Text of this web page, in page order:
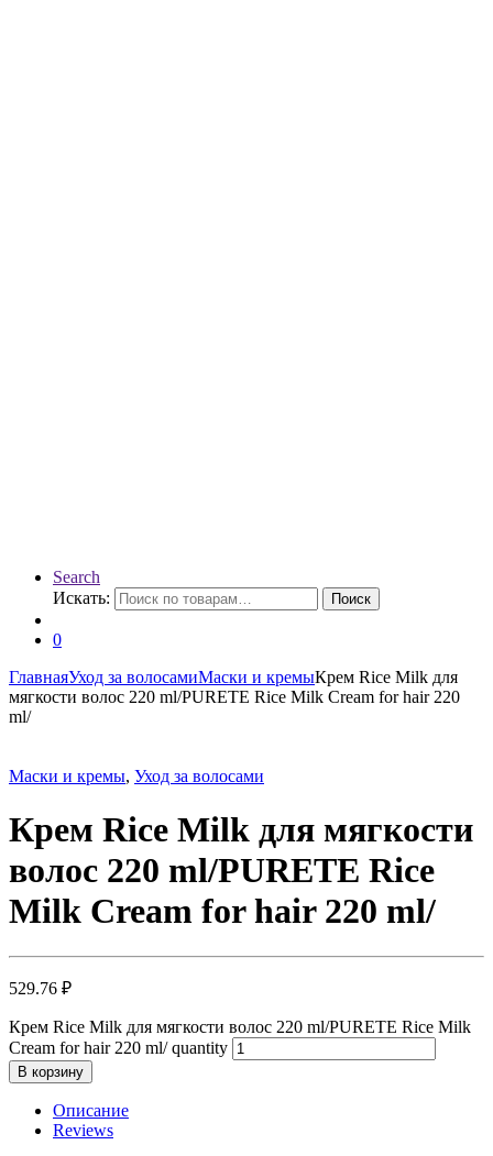
Search
Искать:
Поиск
0
ГлавнаяУход за волосамиМаски и кремыКрем Rice Milk для
мягкости волос 220 ml/PURETE Rice Milk Cream for hair 220
ml/
Маски и кремы, Уход за волосами
Крем Rice Milk для мягкости
волос 220 ml/PURETE Rice
Milk Cream for hair 220 ml/
529.76 ₽
Крем Rice Milk для мягкости волос 220 ml/PURETE Rice Milk
Cream for hair 220 ml/ quantity
В корзину
Описание
Reviews